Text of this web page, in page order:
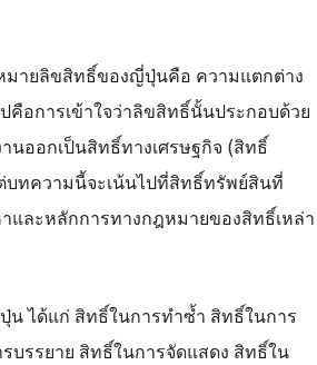
มายลิขสิทธิ์ของญี่ปุ่นคือ ความแตกต่าง
คือการเข้าใจว่าลิขสิทธิ์นั้นประกอบด้วย
ออกเป็นสิทธิ์ทางเศรษฐกิจ (สิทธิ์
ทความนี้จะเน้นไปที่สิทธิ์ทรัพย์สินที่
และหลักการทางกฎหมายของสิทธิ์เหล่า
ได้แก่ สิทธิ์ในการทำซ้ำ สิทธิ์ในการ
รรยาย สิทธิ์ในการจัดแสดง สิทธิ์ใน